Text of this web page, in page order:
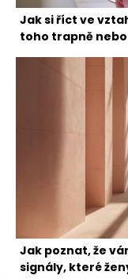
Jak si říct ve
toho trapně
Jak poznat, že
signály, které